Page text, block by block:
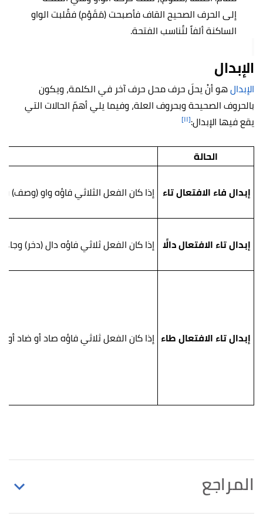
إلى الحرف الصحيح القاف فأصبحت (مَقَوْم) فقُلبت الواو
الساكنة ألفاً لتُناسب الفتحة.
الإبدال
الإبدالهو أنْ يحلَ حرف محل حرف آخر في الكلمة، ويكون
بالحروف الصحيحة وبحروف العلة، وفيما يلي أهمّ الحالات التي
يقع فيها الإبدال:[١١]
الحالة
إبدال فاء الافتعال تاء إذا كان الفعل الثلاثي فاؤه واو (وصف)
إبدال تاء الافتعال دالًا إذا كان الفعل ثلاثي فاؤه دال (دخر)
إبدال تاء الافتعال طاء إذا كان الفعل ثلاثي فاؤه صاد أو ضاد
المراجع